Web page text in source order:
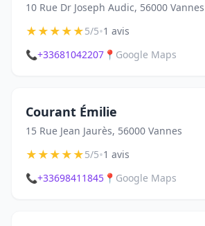
10 Rue Dr Joseph Audic, 56000 Vannes
★★★★★5/5•1 avis
📞+33681042207 📍 Google Maps
Courant Émilie
15 Rue Jean Jaurès, 56000 Vannes
★★★★★5/5•1 avis
📞+33698411845 📍 Google Maps